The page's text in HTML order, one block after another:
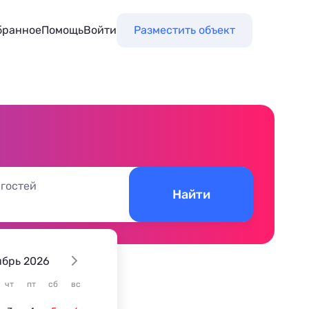
ПомощьВойти Разместить объект
2026
чт пт сб вс
Найти